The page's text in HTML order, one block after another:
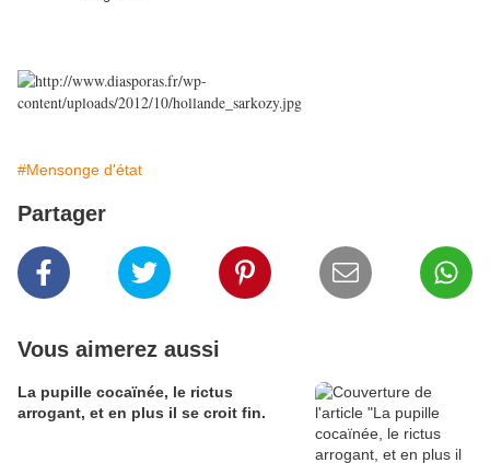
#Mensonge d'état
Partager
Vous aimerez aussi
La pupille cocaïnée, le rictus
arrogant, et en plus il se croit fin.